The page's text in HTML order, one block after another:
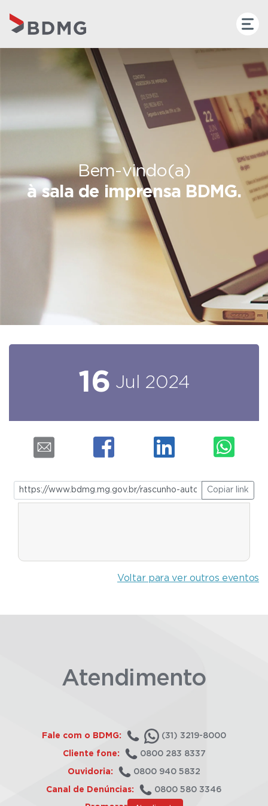
Bem-vindo(a)
à sala de imprensa BDMG.
16 Jul 2024
Copiar link
Voltar para ver outros eventos
Atendimento
Fale com o BDMG: (31) 3219-8000
Cliente fone: 0800 283 8337
Ouvidoria: 0800 940 5832
Canal de Denúncias: 0800 580 3346